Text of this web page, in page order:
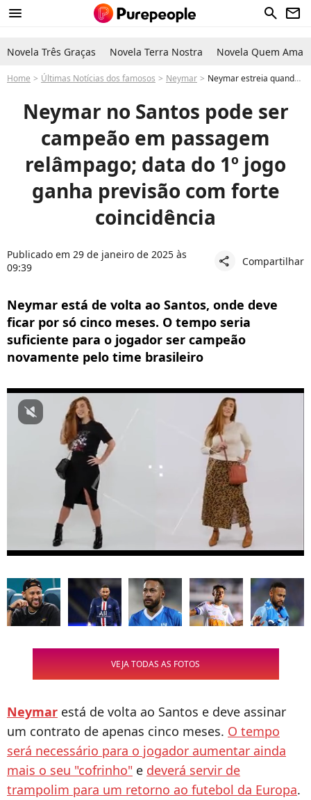
menu search newsletter
Novela Três Graças Novela Terra Nostra Novela Quem Ama
Home Últimas Notícias dos famosos Neymar Neymar estreia quando no Santos em 2025? Previsão tem forte coincidência e namorado de Bruna Biancardi pode ser campeão em 5 meses
Neymar no Santos pode ser
campeão em passagem
relâmpago; data do 1º jogo
ganha previsão com forte
coincidência
Publicado em 29 de janeiro de 2025 às
09:39
share Compartilhar
Neymar está de volta ao Santos, onde deve
ficar por só cinco meses. O tempo seria
suficiente para o jogador ser campeão
novamente pelo time brasileiro
VEJA TODAS AS FOTOS
Neymar está de volta ao Santos e deve assinar
um contrato de apenas cinco meses. O tempo
será necessário para o jogador aumentar ainda
mais o seu "cofrinho" e deverá servir de
trampolim para um retorno ao futebol da Europa.